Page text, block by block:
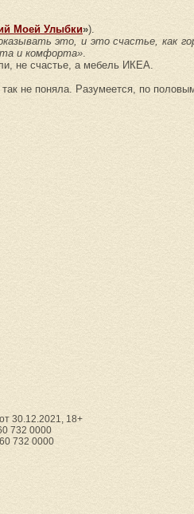
Моей Улыбки»).
это, и это счастье, как
и комфорта».
не счастье, а мебель ИКЕА.
не поняла. Разумеется, по
30.12.2021, 18+
732 0000
732 0000